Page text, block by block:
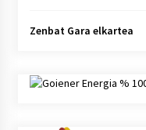
Zenbat Gara elkartea